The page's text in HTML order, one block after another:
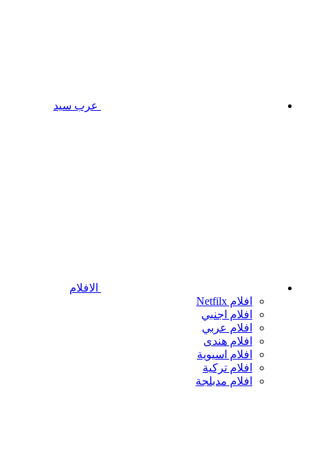
عرب سيد
الافلام
افلام Netfilx
افلام اجنبي
افلام عربي
افلام هندى
افلام اسيوية
افلام تركية
افلام مدبلجة